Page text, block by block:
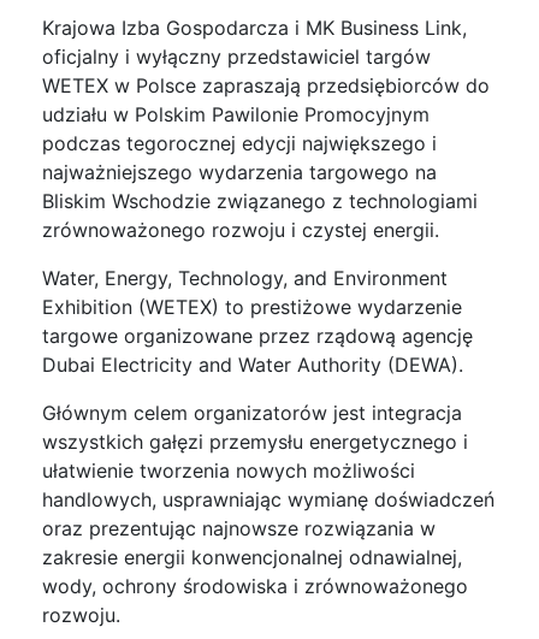
Krajowa Izba Gospodarcza i MK Business Link,
oficjalny i wyłączny przedstawiciel targów
WETEX w Polsce zapraszają przedsiębiorców do
udziału w Polskim Pawilonie Promocyjnym
podczas tegorocznej edycji największego i
najważniejszego wydarzenia targowego na
Bliskim Wschodzie związanego z technologiami
zrównoważonego rozwoju i czystej energii.
Water, Energy, Technology, and Environment
Exhibition (WETEX) to prestiżowe wydarzenie
targowe organizowane przez rządową agencję
Dubai Electricity and Water Authority (DEWA).
Głównym celem organizatorów jest integracja
wszystkich gałęzi przemysłu energetycznego i
ułatwienie tworzenia nowych możliwości
handlowych, usprawniając wymianę doświadczeń
oraz prezentując najnowsze rozwiązania w
zakresie energii konwencjonalnej odnawialnej,
wody, ochrony środowiska i zrównoważonego
rozwoju.